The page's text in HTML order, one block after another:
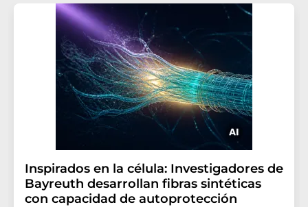
Inspirados en la célula: Investigadores de
Bayreuth desarrollan fibras sintéticas
con capacidad de autoprotección